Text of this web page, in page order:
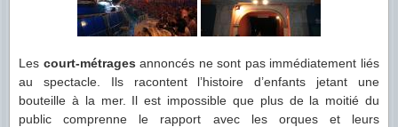
Les court-métrages annoncés ne sont pas immédiatement liés
au spectacle. Ils racontent l’histoire d’enfants jetant une
bouteille à la mer. Il est impossible que plus de la moitié du
public comprenne le rapport avec les orques et leurs